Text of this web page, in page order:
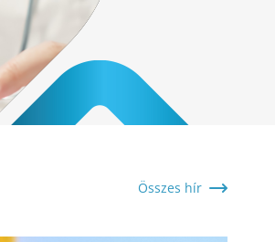
Összes hír